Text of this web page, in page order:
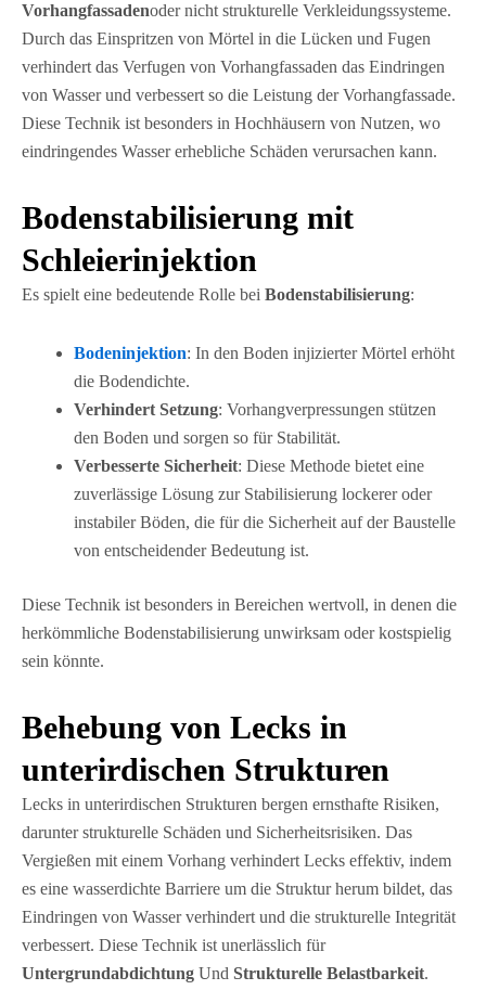
Vorhangfassadenoder nicht strukturelle Verkleidungssysteme.
Durch das Einspritzen von Mörtel in die Lücken und Fugen
verhindert das Verfugen von Vorhangfassaden das Eindringen
von Wasser und verbessert so die Leistung der Vorhangfassade.
Diese Technik ist besonders in Hochhäusern von Nutzen, wo
eindringendes Wasser erhebliche Schäden verursachen kann.
Bodenstabilisierung mit
Schleierinjektion
Es spielt eine bedeutende Rolle bei Bodenstabilisierung:
Bodeninjektion: In den Boden injizierter Mörtel erhöht
die Bodendichte.
Verhindert Setzung: Vorhangverpressungen stützen
den Boden und sorgen so für Stabilität.
Verbesserte Sicherheit: Diese Methode bietet eine
zuverlässige Lösung zur Stabilisierung lockerer oder
instabiler Böden, die für die Sicherheit auf der Baustelle
von entscheidender Bedeutung ist.
Diese Technik ist besonders in Bereichen wertvoll, in denen die
herkömmliche Bodenstabilisierung unwirksam oder kostspielig
sein könnte.
Behebung von Lecks in
unterirdischen Strukturen
Lecks in unterirdischen Strukturen bergen ernsthafte Risiken,
darunter strukturelle Schäden und Sicherheitsrisiken. Das
Vergießen mit einem Vorhang verhindert Lecks effektiv, indem
es eine wasserdichte Barriere um die Struktur herum bildet, das
Eindringen von Wasser verhindert und die strukturelle Integrität
verbessert. Diese Technik ist unerlässlich für
Untergrundabdichtung Und Strukturelle Belastbarkeit.